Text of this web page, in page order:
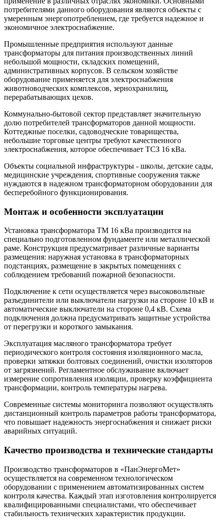
потребителями данного оборудования являются объекты с
умеренным энергопотреблением, где требуется надежное и
экономичное электроснабжение.
Промышленные предприятия используют данные
трансформаторы для питания производственных линий
небольшой мощности, складских помещений,
административных корпусов. В сельском хозяйстве
оборудование применяется для электроснабжения
животноводческих комплексов, зернохранилищ,
перерабатывающих цехов.
Коммунально-бытовой сектор представляет значительную
долю потребителей трансформаторов данной мощности.
Коттеджные поселки, садоводческие товарищества,
небольшие торговые центры требуют качественного
электроснабжения, которое обеспечивает ТСЗ 16 кВа.
Объекты социальной инфраструктуры - школы, детские сады,
медицинские учреждения, спортивные сооружения также
нуждаются в надежном трансформаторном оборудовании для
бесперебойного функционирования.
Монтаж и особенности эксплуатации
Установка трансформатора ТМ 16 кВа производится на
специально подготовленном фундаменте или металлической
раме. Конструкция предусматривает различные варианты
размещения: наружная установка в трансформаторных
подстанциях, размещение в закрытых помещениях с
соблюдением требований пожарной безопасности.
Подключение к сети осуществляется через высоковольтные
разъединители или выключатели нагрузки на стороне 10 кВ и
автоматические выключатели на стороне 0,4 кВ. Схема
подключения должна предусматривать защитные устройства
от перегрузки и короткого замыкания.
Эксплуатация масляного трансформатора требует
периодического контроля состояния изоляционного масла,
проверки затяжки болтовых соединений, очистки изоляторов
от загрязнений. Регламентное обслуживание включает
измерение сопротивления изоляции, проверку коэффициента
трансформации, контроль температуры нагрева.
Современные системы мониторинга позволяют осуществлять
дистанционный контроль параметров работы трансформатора,
что повышает надежность энергоснабжения и снижает риски
аварийных ситуаций.
Качество производства и технические стандарты
Производство трансформаторов в «ПанЭнергоМет»
осуществляется на современном технологическом
оборудовании с применением автоматизированных систем
контроля качества. Каждый этап изготовления контролируется
квалифицированными специалистами, что обеспечивает
стабильность технических характеристик продукции.